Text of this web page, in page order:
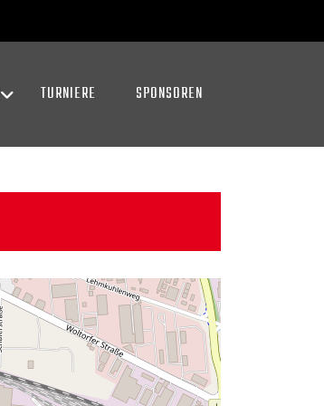
TURNIERE SPONSOREN